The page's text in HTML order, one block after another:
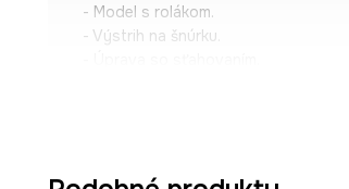
- Model s rolákom.
- Výstrih na šnúrku.
- Veľkosti pre rozmer: M.